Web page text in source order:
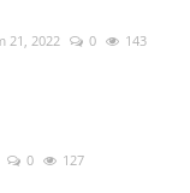
21, 2022 0 143
0 127